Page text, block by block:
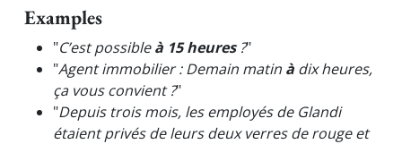
Examples
"C’est possibleà 15 heures?"
"Agent immobilier : Demain matin à dix heures,
ça vous convient ?"
"Depuis trois mois, les employés de Glandi
étaient privés de leurs deux verres de rouge et